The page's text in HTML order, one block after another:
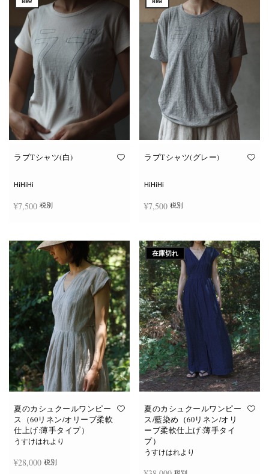
ら
選
き
ま
す
ら
選
択
で
き
ま
す
品
に
数
の
バ
リ
エ
ー
シ
ョ
ン
が
あ
り
ま
オ
ジ
か
ら
選
択
で
き
ま
す
品
に
は
複
数
の
バ
リ
エ
ー
シ
ョ
ン
が
あ
り
ま
オ
ジ
か
ら
選
択
で
き
ま
す
NEW
ラブTシャツ(白)
HiHiHi
¥7,500 税別
の
商
品
に
は
複
数
の
バ
リ
エ
ー
シ
ョ
ン
が
あ
り
ま
オ
プ
シ
ョ
NEW
ラブTシャツ(グレー)
HiHiHi
¥7,500 税別
の
商
品
に
複
数
の
ョ
ン
が
あ
り
ま
オ
プ
シ
ョ
夏のカシュクールワンピー
ス（60リネン/オリーブ柔軟
仕上げ:薄手タイプ）
うすけはれより
¥28,000 税別
在庫切れ
夏のカシュクールワンピー
ス/藍染め（60リネン/オリ
ーブ柔軟仕上げ:薄手タイ
プ）
うすけはれより